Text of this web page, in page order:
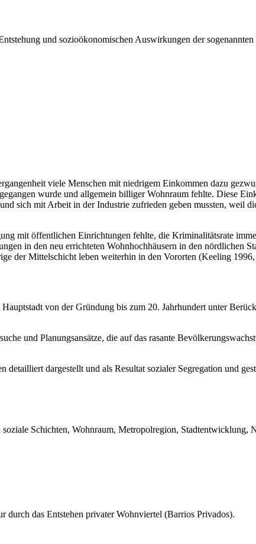
und sozioökonomischen Auswirkungen der
viele Menschen mit niedrigem Einkommen dazu
wurde und allgemein billiger Wohnraum fehlte. Diese
sich mit Arbeit in der Industrie zufrieden geben mussten, weil
mit öffentlichen Einrichtungen fehlte, die Kriminalitätsrate
in den neu errichteten Wohnhochhäusern in den nördlichen
der Mittelschicht leben weiterhin in den Vororten (Keeling
von der Gründung bis zum 20. Jahrhundert unter
und Planungsansätze, die auf das rasante
dargestellt und als Resultat sozialer Segregation und
Schichten, Wohnraum, Metropolregion, Stadtentwicklung,
das Entstehen privater Wohnviertel (Barrios Privados).